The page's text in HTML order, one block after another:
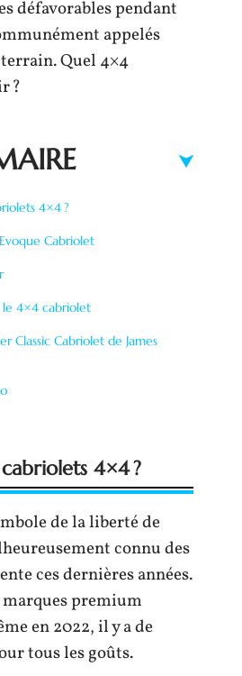
défavorables pendant
appelés
Quel 4×4
?
4×4 ?
Cabriolet
le 4×4 cabriolet
Classic Cabriolet de James
4×4 ?
de la liberté de
connu des
ces dernières années.
premium
en 2022, il y a de
tous les goûts.